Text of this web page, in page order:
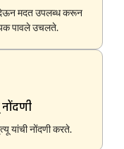
देऊन मदत उपलब्ध करून
पावले उचलते.
यांची नोंदणी करते.